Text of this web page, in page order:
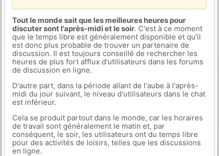
Tout le monde sait que les meilleures heures pour
discuter sont l'après-midi et le soir. C'est à ce moment
que le temps libre est généralement disponible et qu'il
est donc plus probable de trouver un partenaire de
discussion. Il est toujours conseillé de rechercher les
heures de plus fort afflux d'utilisateurs dans les forums
de discussion en ligne.
D'autre part, dans la période allant de l'aube à l'après-
midi du jour suivant, le niveau d'utilisateurs dans le chat
est inférieur.
Cela se produit partout dans le monde, car les horaires
de travail sont généralement le matin et, par
conséquent, le soir, les utilisateurs ont du temps libre
pour des activités de loisirs, telles que les discussions
en ligne.